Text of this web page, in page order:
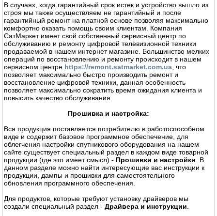
В случаях, когда гарантийный срок истек и устройство вышло из
строя мы также осуществляем не гарантийный и после
гарантийный ремонт на платной основе позволяя максимально
комфортно оказать помощь своим клиентам. Компания
СатМаркет имеет свой собственный сервисный центр по
обслуживанию и ремонту цифровой телевизионной техники
продаваемой в нашем интернет магазине. Большинство мелких
операций по восстановлению и ремонту происходит в нашем
сервисном центре https://remont.satmarket.com.ua , что
позволяет максимально быстро производить ремонт и
восстановление цифровой техники, данная особенность
позволяет максимально сократить время ожидания клиента и
повысить качество обслуживания.
Прошивка и настройка:
Вся продукция поставляется потребителю в работоспособном
виде и содержит базовое программное обеспечение, для
облегчения настройки спутникового оборудования на нашем
сайте существует специальный раздел в каждом виде товарной
продукции (где это имеет смысл) - Прошивки и настройки . В
данном разделе можно найти интересующие вас инструкции к
продукции, дампы и прошивки для самостоятельного
обновления программного обеспечения.
Для продуктов, которые требуют установку драйверов мы
создали специальный раздел - Драйвера и инструкции